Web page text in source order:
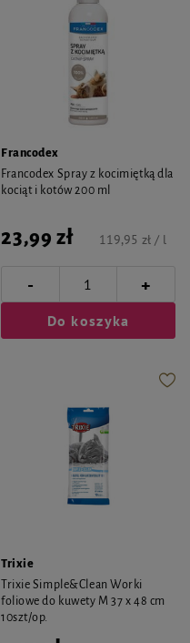
Francodex
Francodex Spray z kocimiętką dla
kociąt i kotów 200 ml
23,99 zł 119,95 zł / l
- +
Do koszyka
Trixie
Trixie Simple&Clean Worki
foliowe do kuwety M 37 x 48 cm
10szt/op.